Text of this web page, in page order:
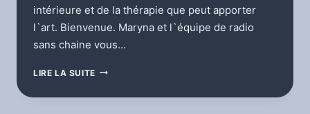
intérieure et de la thérapie que peut apporter
l`art. Bienvenue. Maryna et l`équipe de radio
sans chaine vous…
LIRE LA SUITE PORTRAITS